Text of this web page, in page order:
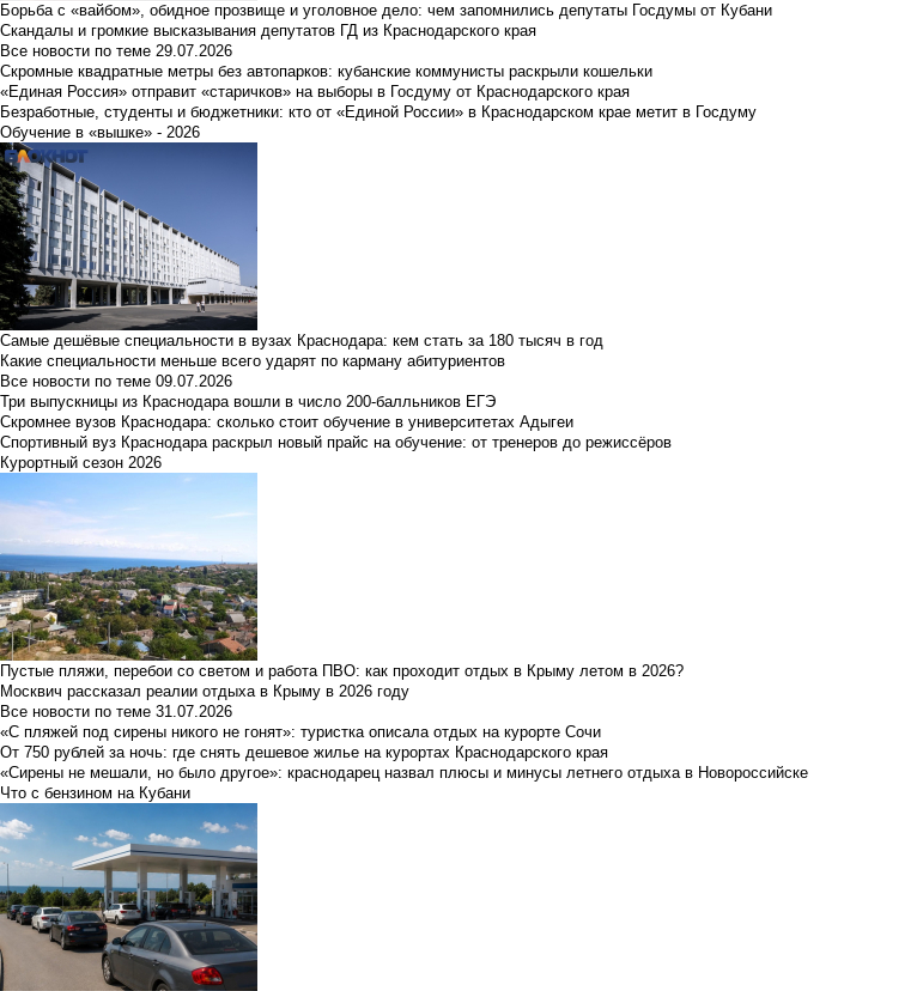
Борьба с «вайбом», обидное прозвище и уголовное дело: чем запомнились депутаты Госдумы от Кубани
Скандалы и громкие высказывания депутатов ГД из Краснодарского края
Все новости по теме 29.07.2026
Скромные квадратные метры без автопарков: кубанские коммунисты раскрыли кошельки
«Единая Россия» отправит «старичков» на выборы в Госдуму от Краснодарского края
Безработные, студенты и бюджетники: кто от «Единой России» в Краснодарском крае метит в Госдуму
Обучение в «вышке» - 2026
Самые дешёвые специальности в вузах Краснодара: кем стать за 180 тысяч в год
Какие специальности меньше всего ударят по карману абитуриентов
Все новости по теме 09.07.2026
Три выпускницы из Краснодара вошли в число 200-балльников ЕГЭ
Скромнее вузов Краснодара: сколько стоит обучение в университетах Адыгеи
Спортивный вуз Краснодара раскрыл новый прайс на обучение: от тренеров до режиссёров
Курортный сезон 2026
Пустые пляжи, перебои со светом и работа ПВО: как проходит отдых в Крыму летом в 2026?
Москвич рассказал реалии отдыха в Крыму в 2026 году
Все новости по теме 31.07.2026
«С пляжей под сирены никого не гонят»: туристка описала отдых на курорте Сочи
От 750 рублей за ночь: где снять дешевое жилье на курортах Краснодарского края
«Сирены не мешали, но было другое»: краснодарец назвал плюсы и минусы летнего отдыха в Новороссийске
Что с бензином на Кубани